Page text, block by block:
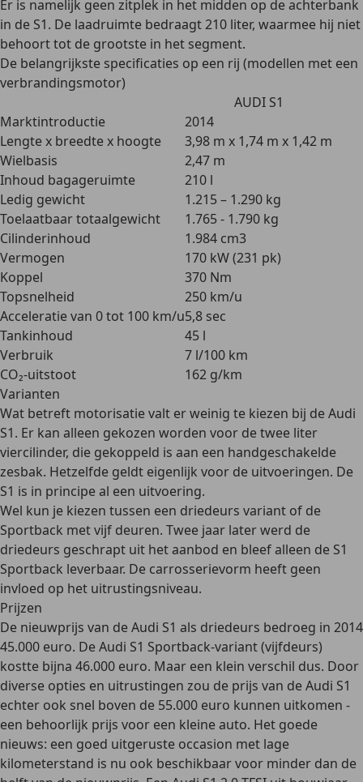
Er is namelijk geen zitplek in het midden op de achterbank
in de S1. De laadruimte bedraagt 210 liter, waarmee hij niet
behoort tot de grootste in het segment.
De belangrijkste specificaties op een rij (modellen met een
verbrandingsmotor)
AUDI S1
Marktintroductie
2014
Lengte x breedte x hoogte
3,98 m x 1,74 m x 1,42 m
Wielbasis
2,47 m
Inhoud bagageruimte
210 l
Ledig gewicht
1.215 – 1.290 kg
Toelaatbaar totaalgewicht
1.765 - 1.790 kg
Cilinderinhoud
1.984 cm3
Vermogen
170 kW (231 pk)
Koppel
370 Nm
Topsnelheid
250 km/u
Acceleratie van 0 tot 100 km/u5,8 sec
Tankinhoud
45 l
Verbruik
7 l/100 km
CO₂-uitstoot
162 g/km
Varianten
Wat betreft motorisatie valt erweinig te kiezen bij de Audi
S1. Er kan alleen gekozen worden voor de twee liter
viercilinder, die gekoppeld is aan een handgeschakelde
zesbak. Hetzelfde geldt eigenlijk voor de uitvoeringen. De
S1 is in principe al een uitvoering.
Wel kun je kiezen tussen een driedeurs variant of de
Sportback met vijf deuren. Twee jaar later werd de
driedeurs geschrapt uit het aanbod en bleef alleen de S1
Sportback leverbaar. De carrosserievorm heeft geen
invloed op het uitrustingsniveau.
Prijzen
De nieuwprijs van de Audi S1 als driedeurs bedroeg in 2014
45.000 euro. De Audi S1 Sportback-variant (vijfdeurs)
kostte bijna 46.000 euro. Maar een klein verschil dus. Door
diverse opties en uitrustingen zou de prijs van de Audi S1
echter ook snel boven de 55.000 euro kunnen uitkomen -
een behoorlijk prijs voor een kleine auto. Het goede
nieuws: een goed uitgeruste occasion met lage
kilometerstand is nu ook beschikbaar voor minder dan de